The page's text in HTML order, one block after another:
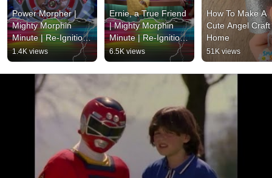
Power Morpher |
Mighty Morphin
Minute | Re-Ignition |
Power Rangers for
Kids
1.4K views
Ernie, a True Friend
| Mighty Morphin
Minute | Re-Ignition |
Power Rangers for
Kids
6.5K views
How To Make A
Cute Angel Craft
Home
51K views